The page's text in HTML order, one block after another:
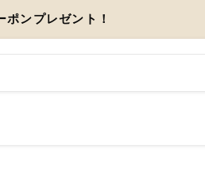
ンプレゼント！